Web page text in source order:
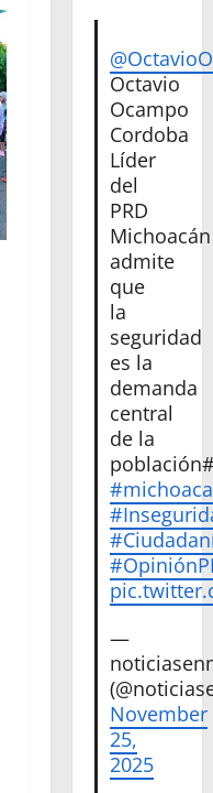
Octavio
Ocampo
Cordoba
Líder
del
PRD
Michoacán
admite
que
la
seguridad
es la
demanda
central
de la
—
November
25,
2025